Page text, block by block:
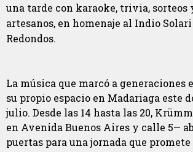
una tarde con karaoke, trivia, sorteos
artesanos, en homenaje al Indio
Redondos.
La música que marcó a generaciones
su propio espacio en Madariaga este
julio. Desde las 14 hasta las 20,
en Avenida Buenos Aires y calle 5—
puertas para una jornada que